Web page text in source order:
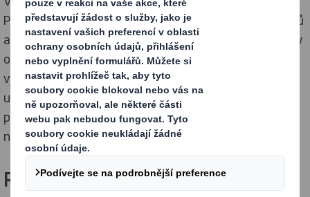
Paper a DS Smith, dva přední výrobci udržitelných obalů
a produktů z vlákniny. Vznikl tak skutečný globální lídr v
oblasti udržitelných obalových řešení. Naši odborníci
vynikají v oblastech inovací, výroby, designu, prodeje,
udržitelnosti a řízení dodavatelského řetězce. S
pobočkami napříč Evropou a Severní Amerikou vám
nabízíme příležitost realizovat svůj potenciál naplno.
Rozvíjejte se a utvářejte budoucnost